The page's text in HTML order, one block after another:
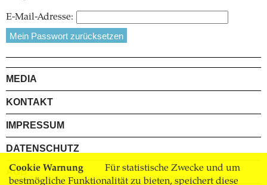
Cookie Warnung
Für statistische Zwecke und um
bestmögliche Funktionalität zu bieten, speichert diese
E-Mail-Adresse:
MEDIA
KONTAKT
IMPRESSUM
DATENSCHUTZ
AGB